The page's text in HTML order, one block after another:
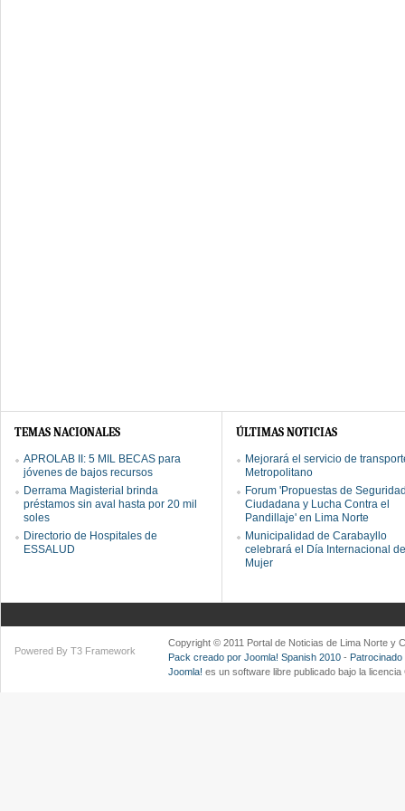
TEMAS NACIONALES
APROLAB II: 5 MIL BECAS para
jóvenes de bajos recursos
Derrama Magisterial brinda
préstamos sin aval hasta por 20 mil
soles
Directorio de Hospitales de
ESSALUD
ÚLTIMAS NOTICIAS
Mejorará el servicio de
Metropolitano
Forum 'Propuestas de
Ciudadana y Lucha Contra el
Pandillaje' en Lima Norte
Municipalidad de Carabayllo
celebrará el Día Internacional
Mujer
Powered By T3 Framework
Copyright © 2011 Portal de Noticias de Lima Norte
Pack creado por Joomla! Spanish 2010 -
Joomla! es un software libre publicado bajo la licencia